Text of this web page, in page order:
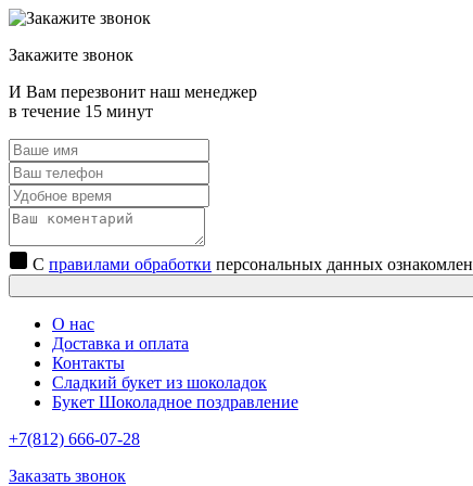
Закажите звонок
И Вам перезвонит наш менеджер
в течение 15 минут
С правилами обработки персональных данных ознакомлен
О нас
Доставка и оплата
Контакты
Сладкий букет из шоколадок
Букет Шоколадное поздравление
+7(812) 666-07-28
Заказать звонок